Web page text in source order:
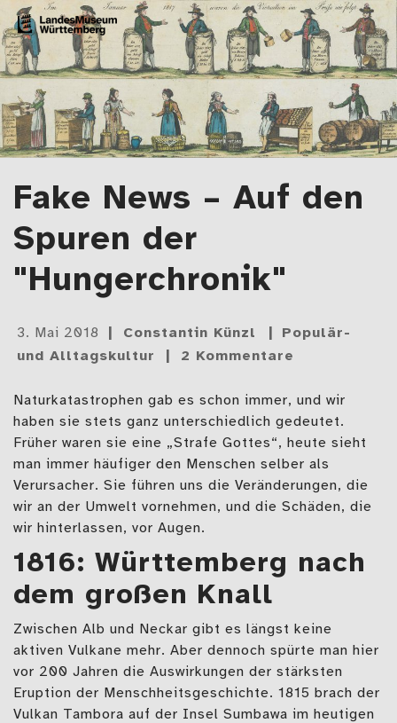
Zum Artikel springen LMW-Blog
Der Blog des Landesmuseums Württemberg
Fake News – Auf den
Spuren der
"Hungerchronik"
Gepostet
am
3. Mai 2018 Constantin Künzl
Populär-
und Alltagskultur
2 Kommentare
Naturkatastrophen gab es schon immer, und wir
haben sie stets ganz unterschiedlich gedeutet.
Früher waren sie eine „Strafe Gottes“, heute sieht
man immer häufiger den Menschen selber als
Verursacher. Sie führen uns die Veränderungen, die
wir an der Umwelt vornehmen, und die Schäden, die
wir hinterlassen, vor Augen.
1816: Württemberg nach
dem großen Knall
Zwischen Alb und Neckar gibt es längst keine
aktiven Vulkane mehr. Aber dennoch spürte man hier
vor 200 Jahren die Auswirkungen der stärksten
Eruption der Menschheitsgeschichte. 1815 brach der
Vulkan Tambora auf der Insel Sumbawa im heutigen